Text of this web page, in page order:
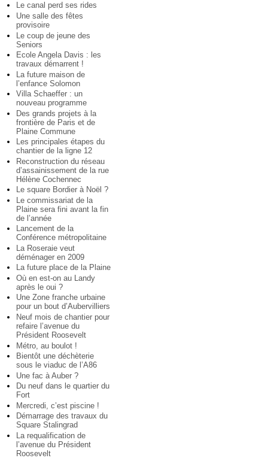
Le canal perd ses rides
Une salle des fêtes
provisoire
Le coup de jeune des
Seniors
Ecole Angela Davis : les
travaux démarrent !
La future maison de
l’enfance Solomon
Villa Schaeffer : un
nouveau programme
Des grands projets à la
frontière de Paris et de
Plaine Commune
Les principales étapes du
chantier de la ligne 12
Reconstruction du réseau
d’assainissement de la rue
Hélène Cochennec
Le square Bordier à Noël ?
Le commissariat de la
Plaine sera fini avant la fin
de l’année
Lancement de la
Conférence métropolitaine
La Roseraie veut
déménager en 2009
La future place de la Plaine
Où en est-on au Landy
après le oui ?
Une Zone franche urbaine
pour un bout d’Aubervilliers
Neuf mois de chantier pour
refaire l’avenue du
Président Roosevelt
Métro, au boulot !
Bientôt une déchèterie
sous le viaduc de l’A86
Une fac à Auber ?
Du neuf dans le quartier du
Fort
Mercredi, c’est piscine !
Démarrage des travaux du
Square Stalingrad
La requalification de
l’avenue du Président
Roosevelt